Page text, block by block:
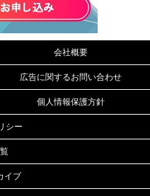
会社概要
広告に関するお問い合わせ
個人情報保護方針
シー
イブ